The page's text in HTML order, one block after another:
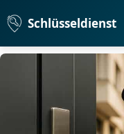
Schlüsseldienst